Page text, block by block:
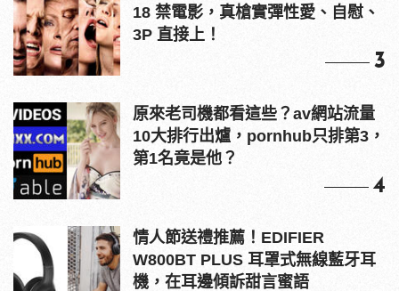
18 禁電影，真槍實彈性愛、自慰、
3P 直接上！
3
原來老司機都看這些？av網站流量
10大排行出爐，pornhub只排第3，
第1名竟是他？
4
情人節送禮推薦！EDIFIER
W800BT PLUS 耳罩式無線藍牙耳
機，在耳邊傾訴甜言蜜語